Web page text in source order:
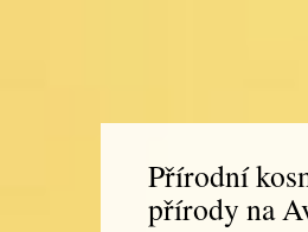
Přírodní
přírody na